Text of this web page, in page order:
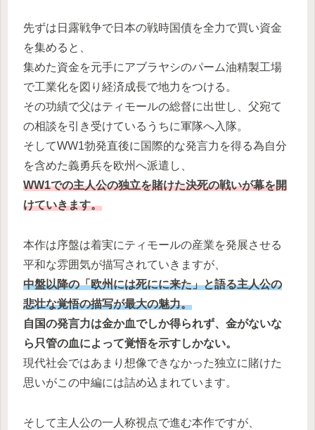
先ずは日露戦争で日本の戦時国債を全力で買い資金
を集めると、
集めた資金を元手にアブラヤシのパーム油精製工場
で工業化を図り経済成長で地力をつける。
その功績で父はティモールの総督に出世し、父宛て
の相談を引き受けているうちに軍隊へ入隊。
そしてWW1勃発直後に国際的な発言力を得る為自分
を含めた義勇兵を欧州へ派遣し、
WW1での主人公の独立を賭けた決死の戦いが幕を開
けていきます。
本作は序盤は着実にティモールの産業を発展させる
平和な雰囲気が描写されていきますが、
中盤以降の「欧州には死にに来た」と語る主人公の
悲壮な覚悟の描写が最大の魅力。
自国の発言力は金か血でしか得られず、金がないな
ら只管の血によって覚悟を示すしかない。
現代社会ではあまり想像できなかった独立に賭けた
思いがこの中編には詰め込まれています。
そして主人公の一人称視点で進む本作ですが、